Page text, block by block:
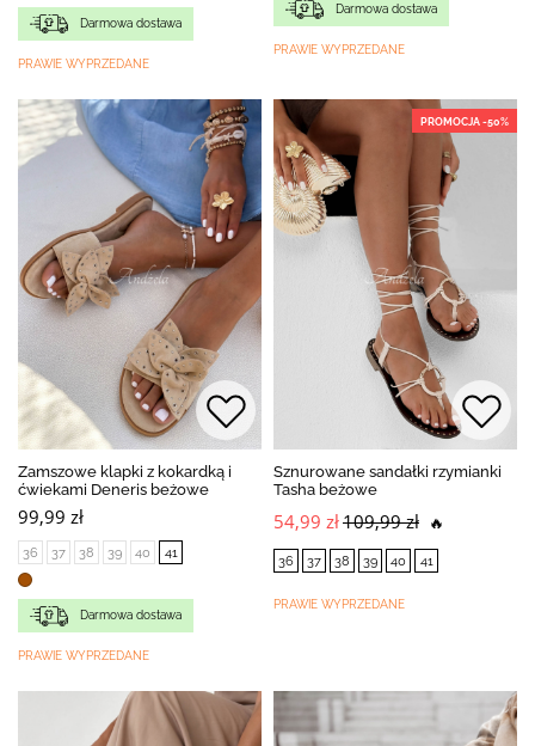
Darmowa dostawa
PRAWIE WYPRZEDANE
Darmowa dostawa
PRAWIE WYPRZEDANE
Zamszowe klapki z kokardką i
ćwiekami Deneris beżowe
99,99 zł
36 37 38 39 40 41
Darmowa dostawa
PRAWIE WYPRZEDANE
PROMOCJA -50%
Sznurowane sandałki rzymianki
Tasha beżowe
54,99 zł109,99 zł 🔥
36 37 38 39 40 41
PRAWIE WYPRZEDANE